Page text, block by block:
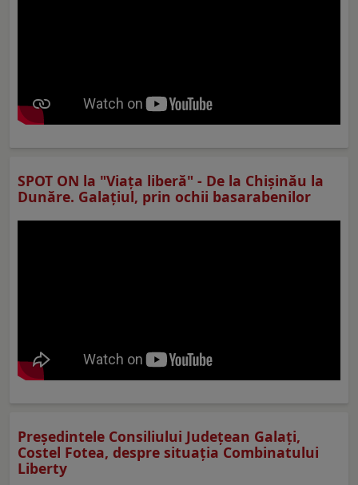
SPOT ON la "Viaţa liberă" - De la Chișinău la
Dunăre. Galațiul, prin ochii basarabenilor
Preşedintele Consiliului Judeţean Galaţi,
Costel Fotea, despre situaţia Combinatului
Liberty